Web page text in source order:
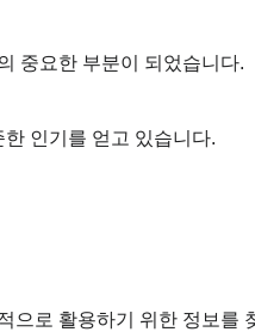
중요한 부분이 되었습니다.
인기를 얻고 있습니다.
으로 활용하기 위한 정보를